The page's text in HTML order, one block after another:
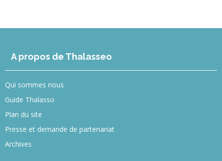
A propos de Thalasseo
Qui sommes nous
Guide Thalasso
Plan du site
Presse et demande de partenariat
Archives